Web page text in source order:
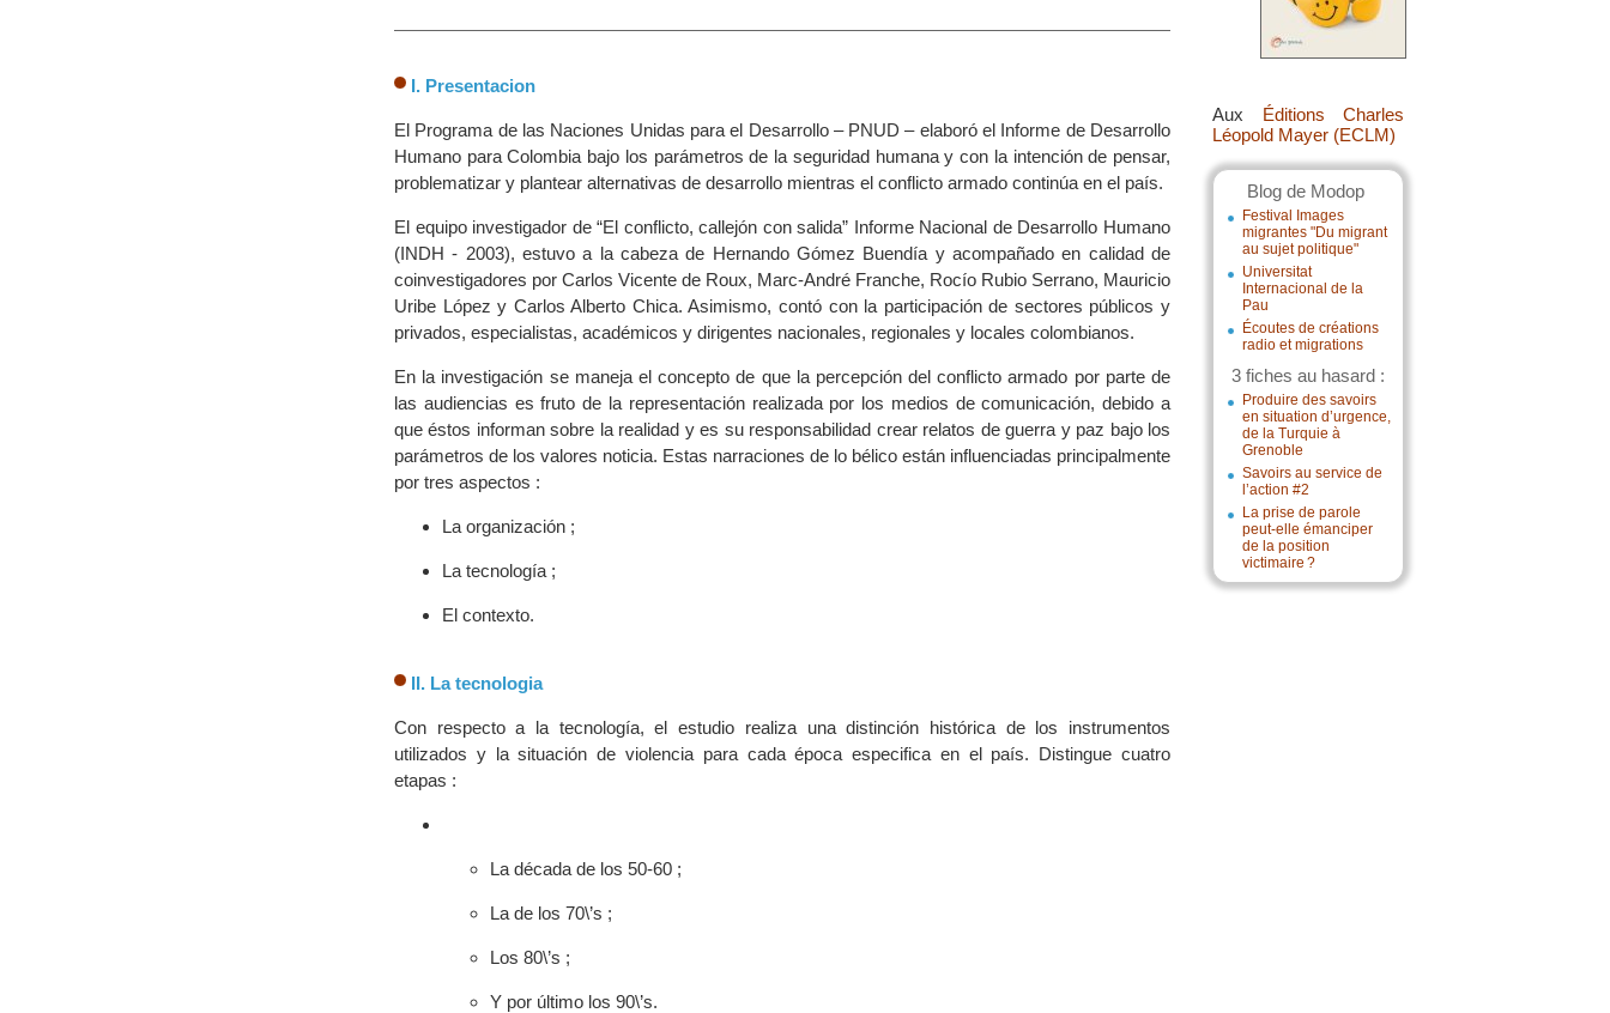
Aux Éditions Charles
Léopold Mayer (ECLM)
Blog de Modop
Festival Images
migrantes "Du migrant
au sujet politique"
Universitat
Internacional de la
Pau
Écoutes de créations
radio et migrations
3 fiches au hasard :
Produire des savoirs
en situation d’urgence,
de la Turquie à
Grenoble
Savoirs au service de
l’action #2
La prise de parole
peut-elle émanciper
de la position
victimaire ?
I. Presentacion
El Programa de las Naciones Unidas para el Desarrollo – PNUD – elaboró el Informe de Desarrollo
Humano para Colombia bajo los parámetros de la seguridad humana y con la intención de pensar,
problematizar y plantear alternativas de desarrollo mientras el conflicto armado continúa en el país.
El equipo investigador de “El conflicto, callejón con salida” Informe Nacional de Desarrollo Humano
(INDH - 2003), estuvo a la cabeza de Hernando Gómez Buendía y acompañado en calidad de
coinvestigadores por Carlos Vicente de Roux, Marc-André Franche, Rocío Rubio Serrano, Mauricio
Uribe López y Carlos Alberto Chica. Asimismo, contó con la participación de sectores públicos y
privados, especialistas, académicos y dirigentes nacionales, regionales y locales colombianos.
En la investigación se maneja el concepto de que la percepción del conflicto armado por parte de
las audiencias es fruto de la representación realizada por los medios de comunicación, debido a
que éstos informan sobre la realidad y es su responsabilidad crear relatos de guerra y paz bajo los
parámetros de los valores noticia. Estas narraciones de lo bélico están influenciadas principalmente
por tres aspectos :
La organización ;
La tecnología ;
El contexto.
II. La tecnologia
Con respecto a la tecnología, el estudio realiza una distinción histórica de los instrumentos
utilizados y la situación de violencia para cada época especifica en el país. Distingue cuatro
etapas :
La década de los 50-60 ;
La de los 70\’s ;
Los 80\’s ;
Y por último los 90\’s.